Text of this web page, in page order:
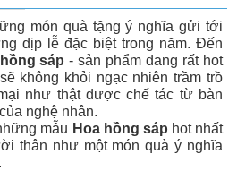
món quà tặng ý nghĩa gửi tới
dịp lễ đặc biệt trong năm. Đến
sáp - sản phẩm đang rất hot
không khỏi ngạc nhiên trầm trồ
như thật được chế tác từ bàn
nghệ nhân.
mẫu Hoa hồng sáp hot nhất
thân như một món quà ý nghĩa